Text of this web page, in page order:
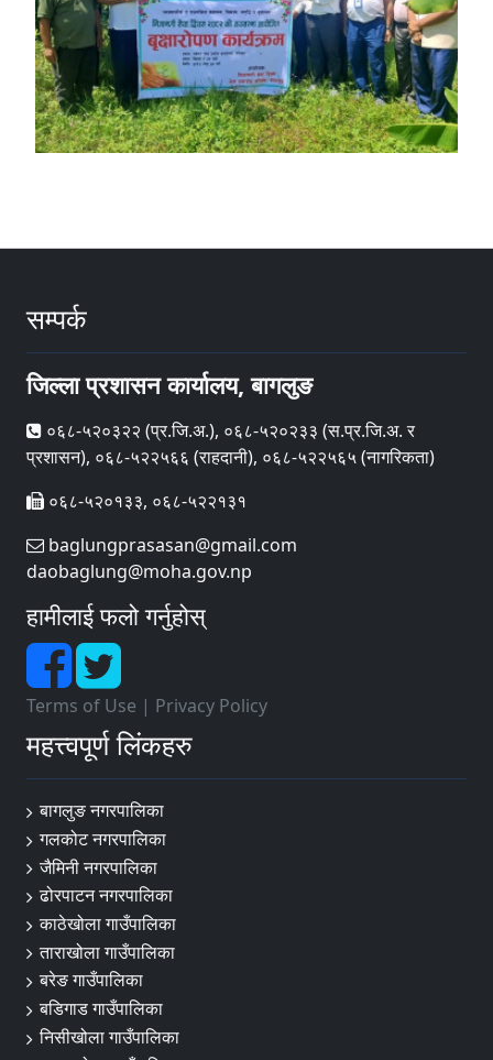
सम्पर्क
जिल्ला प्रशासन कार्यालय, बागलुङ
०६८-५२०३२२ (प्र‍.जि.अ.), ०६८-५२०२३३ (स.प्र.जि.अ. र
प्रशासन), ०६८-५२२५६६ (राहदानी), ०६८-५२२५६५ (नागरिकता)
०६८-५२०१३३, ०६८-५२२१३१
baglungprasasan@gmail.com
daobaglung@moha.gov.np
हामीलाई फलो गर्नुहोस्
Terms of Use | Privacy Policy
महत्त्वपूर्ण लिंकहरु
बागलुङ नगरपालिका
गलकोट नगरपालिका
जैमिनी नगरपालिका
ढोरपाटन नगरपालिका
काठेखोला गाउँपालिका
ताराखोला गाउँपालिका
बरेङ गाउँपालिका
बडिगाड गाउँपालिका
निसीखोला गाउँपालिका